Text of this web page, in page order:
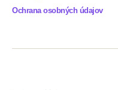
Ochrana osobných údajov